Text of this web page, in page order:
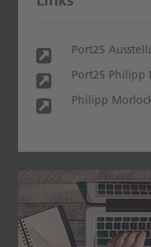
Port25
Port25 Philipp
Philipp